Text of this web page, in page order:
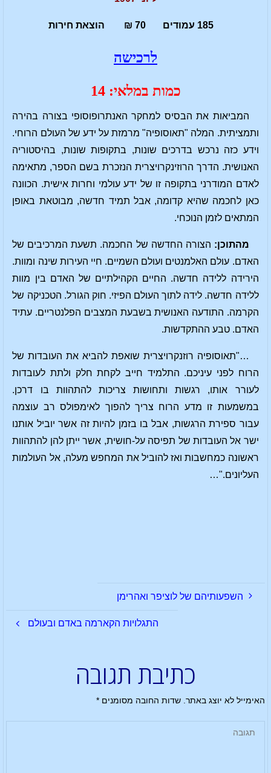
185 עמודים 70 ₪ הוצאת חירות
לרכישה
כמות במלאי: 14
המביאות את הבסיס למחקר האנתרופוסופי בצורה בהירה
ותמציתית. המלה "תאוסופיה" מרמזת על ידע של העולם הרוחי.
וידע כזה נרכש בדרכים שונות, בתקופות שונות, בהיסטוריה
האנושית. הדרך הרוזינקרויצרית הנזכרת בשם הספר, מתאימה
לאדם המודרני בתקופה זו של ידע עולמי וחרות אישית. הכוונה
כאן לחכמה שהיא קדומה, אבל תמיד חדשה, מבוטאת באופן
המתאים לזמן הנוכחי.
מהתוכן: הצורה החדשה של החכמה. תשעת המרכיבים של
האדם. עולם האלמנטים ועולם השמיים. חיי העירות שינה ומוות.
הירידה ללידה חדשה. החיים הקהילתיים של האדם בין מוות
ללידה חדשה. לידה לתוך העולם הפיזי. חוק הגורל. הטכניקה של
הקרמה. התודעה האנושית בשבעת המצבים הפלנטריים. עתיד
האדם. טבע ההתקדשות.
…"תאוסופיה רוזנקרויצרית שואפת להביא את העובדות של
הרוח לפני עיניכם. התלמיד חייב לקחת חלק ולתת לעובדות
לעורר אותו, רגשות ותחושות צריכות להתהוות בו דרכן.
במשמעות זו מדע הרוח צריך להפוך לאימפולס רב עוצמה
עבור ספירת הרגשות, אבל בו בזמן להיות זה אשר יוביל אותנו
ישר אל העובדות של תפיסה על-חושית, אשר ייתן להן להתהוות
ראשונה כמחשבות ואז להוביל את המחפש מעלה, אל העולמות
העליונים."…
השפעותיהם של לוציפר ואהרימן
התגלויות הקארמה באדם ובעולם
כתיבת תגובה
האימייל לא יוצג באתר. שדות החובה מסומנים*